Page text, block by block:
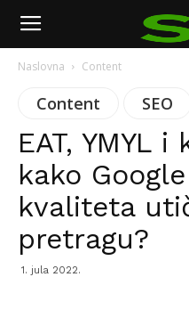
Naslovna Content
Content SEO
EAT, YMYL
kako
kvaliteta
pretragu?
1. jula 2022.